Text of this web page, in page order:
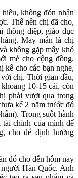
không đón nhận
Thế nên chị đã cho,
thông điệp, giáo dục
May mắn là chị
không gặp mấy khó
mẻ cho cộng đồng.
kể cho các bạn nghe,
với chị. Thời gian đầu,
10-15 cái, còn
phải vượt qua trong
kể 2 năm trước đó
Trong suốt hành
chính của mình để
cho để định hướng
đó cho đến hôm nay
Hàn Quốc. Anh